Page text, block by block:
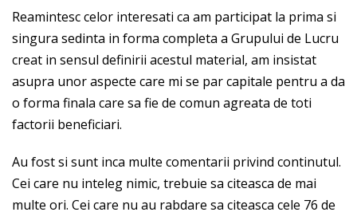
Reamintesc celor interesati ca am participat la prima si
singura sedinta in forma completa a Grupului de Lucru
creat in sensul definirii acestul material, am insistat
asupra unor aspecte care mi se par capitale pentru a da
o forma finala care sa fie de comun agreata de toti
factorii beneficiari.
Au fost si sunt inca multe comentarii privind continutul.
Cei care nu inteleg nimic, trebuie sa citeasca de mai
multe ori. Cei care nu au rabdare sa citeasca cele 76 de